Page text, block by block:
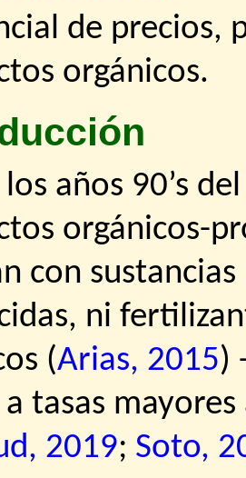
de precios,
orgánicos.
los años 90’s
orgánicos-
con
ni
(Arias, 2015)
a tasas
2019; Soto,